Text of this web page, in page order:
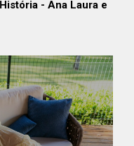
- Ana Laura e